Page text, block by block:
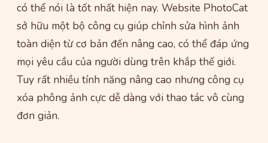
có thể nói là tốt nhất hiện nay. Website PhotoCat
sở hữu một bộ công cụ giúp chỉnh sửa hình ảnh
toàn diện từ cơ bản đến nâng cao, có thể đáp ứng
mọi yêu cầu của người dùng trên khắp thế giới.
Tuy rất nhiều tính năng nâng cao nhưng công cụ
xóa phông ảnh cực dễ dàng với thao tác vô cùng
đơn giản.